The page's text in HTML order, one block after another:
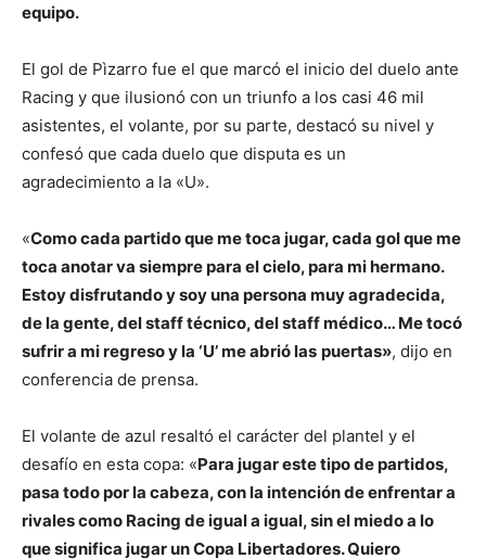
equipo.
El gol de Pìzarro fue el que marcó el inicio del duelo ante
Racing y que ilusionó con un triunfo a los casi 46 mil
asistentes, el volante, por su parte, destacó su nivel y
confesó que cada duelo que disputa es un
agradecimiento a la «U».
«Como cada partido que me toca jugar, cada gol que me
toca anotar va siempre para el cielo, para mi hermano.
Estoy disfrutando y soy una persona muy agradecida,
de la gente, del staff técnico, del staff médico… Me tocó
sufrir a mi regreso y la ‘U’ me abrió las puertas», dijo en
conferencia de prensa.
El volante de azul resaltó el carácter del plantel y el
desafío en esta copa: «Para jugar este tipo de partidos,
pasa todo por la cabeza, con la intención de enfrentar a
rivales como Racing de igual a igual, sin el miedo a lo
que significa jugar un Copa Libertadores. Quiero